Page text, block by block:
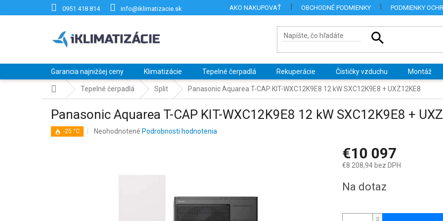
0951 418 814 info@iklimatizacie.sk AKO NAKUPOVAŤ OBCHODNÉ PODMIENKY PODMIENKY
Garancia najnižšej ceny Klimatizácie Tepelné čerpadlá Rekuperácie Čističky vzduchu Montáž
DomovTepelné čerpadlá Split Panasonic Aquarea T-CAP KIT-WXC12K9E8 12 kW SXC12K9E8 + UXZ12KE8
Panasonic Aquarea T-CAP KIT-WXC12K9E8 12 kW SXC12K9E8 +
-25 °C
Priemerné
Neohodnotené Podrobnosti hodnotenia
€10 097
€8 208,94 bez DPH
cena:
Na dotaz